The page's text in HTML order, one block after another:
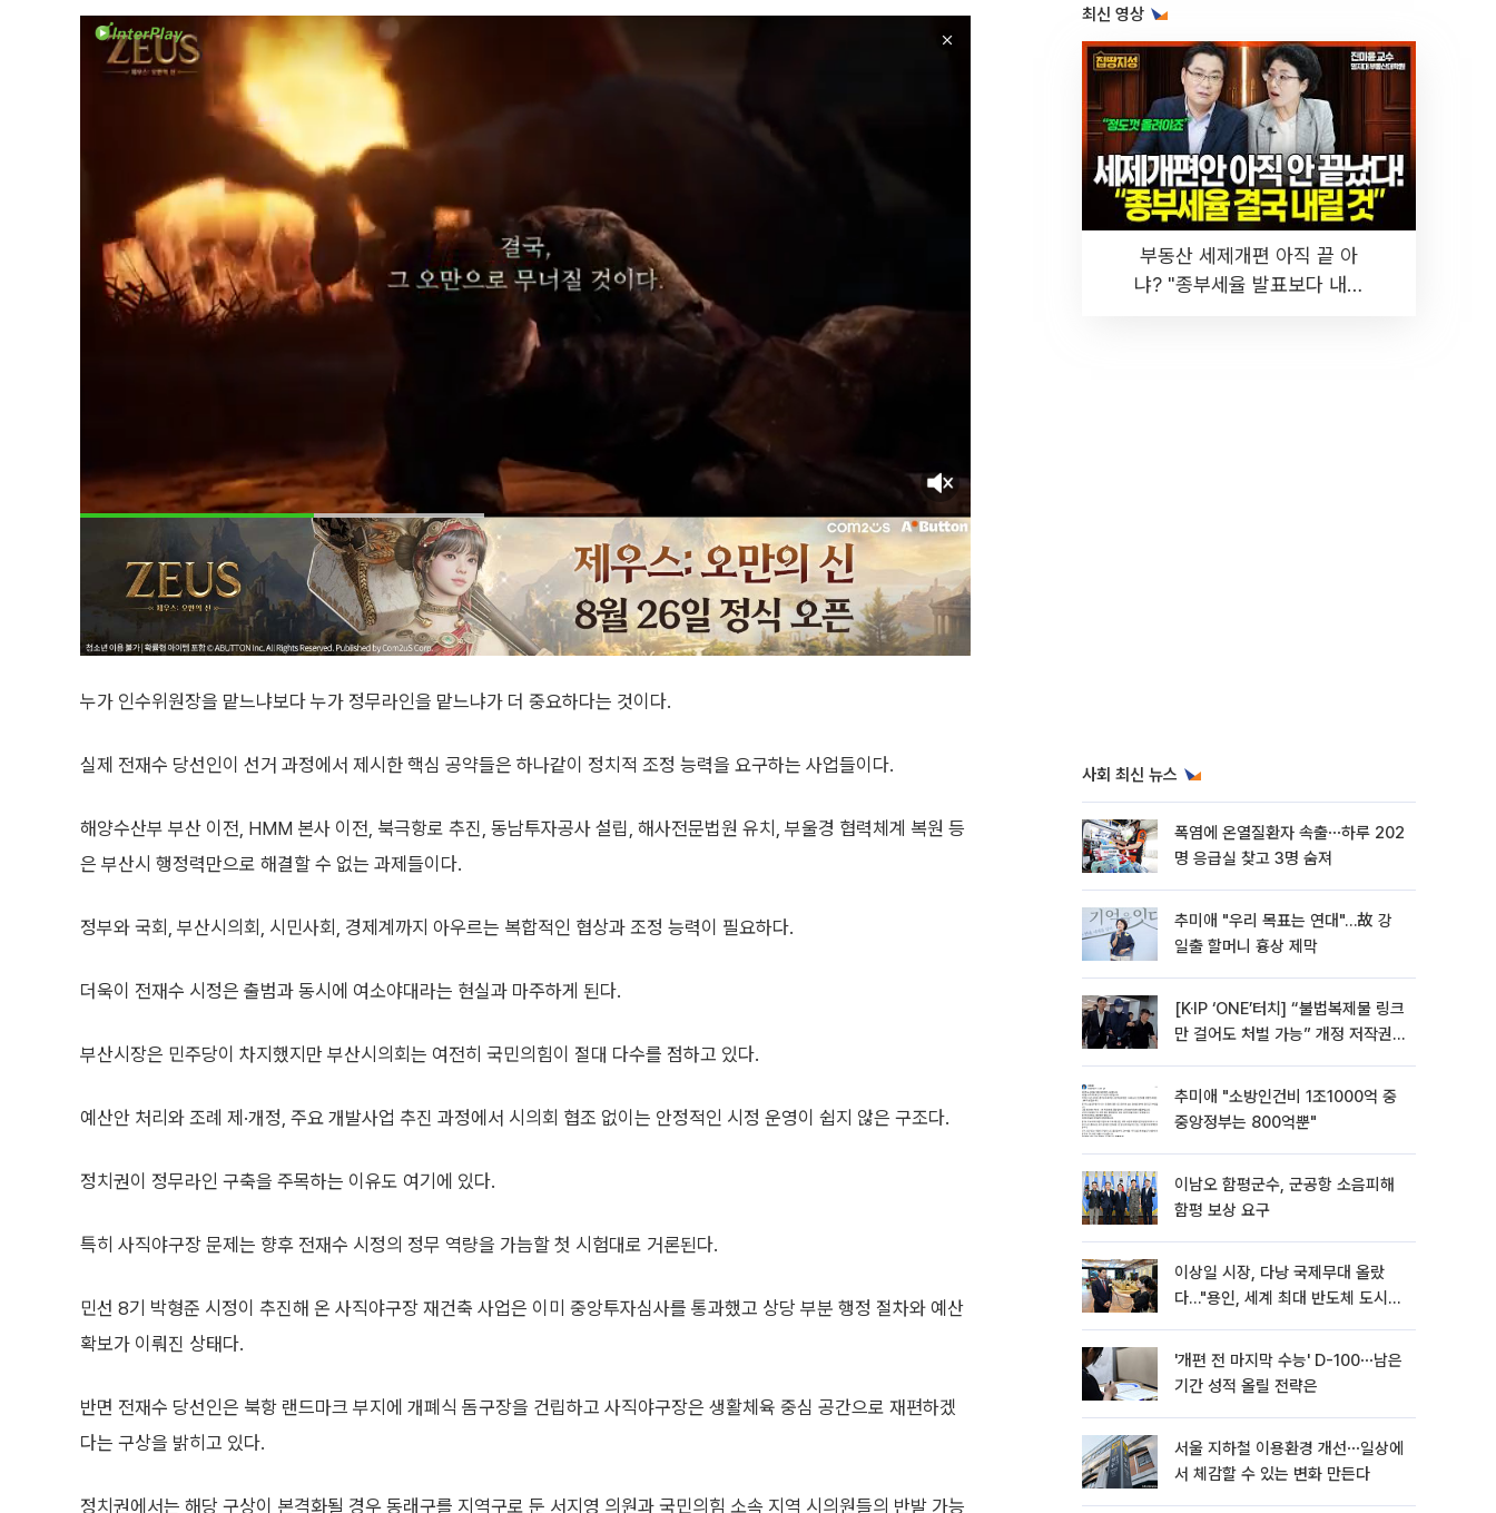
누가 인수위원장을 맡느냐보다 누가 정무라인을 맡느냐가 더 중요하다는 것이다.
실제 전재수 당선인이 선거 과정에서 제시한 핵심 공약들은 하나같이 정치적 조정 능력을 요구하는 사업들이다.
해양수산부 부산 이전, HMM 본사 이전, 북극항로 추진, 동남투자공사 설립, 해사전문법원 유치, 부울경 협력체계 복원 등
은 부산시 행정력만으로 해결할 수 없는 과제들이다.
정부와 국회, 부산시의회, 시민사회, 경제계까지 아우르는 복합적인 협상과 조정 능력이 필요하다.
더욱이 전재수 시정은 출범과 동시에 여소야대라는 현실과 마주하게 된다.
부산시장은 민주당이 차지했지만 부산시의회는 여전히 국민의힘이 절대 다수를 점하고 있다.
예산안 처리와 조례 제·개정, 주요 개발사업 추진 과정에서 시의회 협조 없이는 안정적인 시정 운영이 쉽지 않은 구조다.
정치권이 정무라인 구축을 주목하는 이유도 여기에 있다.
특히 사직야구장 문제는 향후 전재수 시정의 정무 역량을 가늠할 첫 시험대로 거론된다.
민선 8기 박형준 시정이 추진해 온 사직야구장 재건축 사업은 이미 중앙투자심사를 통과했고 상당 부분 행정 절차와 예산
확보가 이뤄진 상태다.
반면 전재수 당선인은 북항 랜드마크 부지에 개폐식 돔구장을 건립하고 사직야구장은 생활체육 중심 공간으로 재편하겠
다는 구상을 밝히고 있다.
정치권에서는 해당 구상이 본격화될 경우 동래구를 지역구로 둔 서지영 의원과 국민의힘 소속 지역 시의원들의 반발 가능
최신 영상
부동산 세제개편 아직 끝 아
냐? "종부세율 발표보다 내릴
사회 최신 뉴스
폭염에 온열질환자 속출⋯하루 202
명 응급실 찾고 3명 숨져
추미애 "우리 목표는 연대"…故 강
일출 할머니 흉상 제막
[K·IP ‘ONE’터치] “불법복제물 링크
만 걸어도 처벌 가능” 개정 저작권
추미애 "소방인건비 1조1000억 중
중앙정부는 800억뿐"
이남오 함평군수, 군공항 소음피해
함평 보상 요구
이상일 시장, 다낭 국제무대 올랐
다…"용인, 세계 최대 반도체 도시
'개편 전 마지막 수능' D-100⋯남은
기간 성적 올릴 전략은
서울 지하철 이용환경 개선⋯일상에
서 체감할 수 있는 변화 만든다